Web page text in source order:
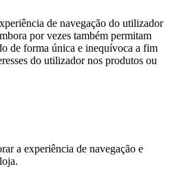
de navegação do utilizador
por vezes também permitam
de forma única e inequívoca a fim
do utilizador nos produtos ou
a experiência de navegação e